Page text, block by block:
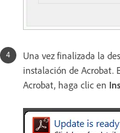
Una vez finalizada la
instalación de Acrobat.
Acrobat, haga clic en